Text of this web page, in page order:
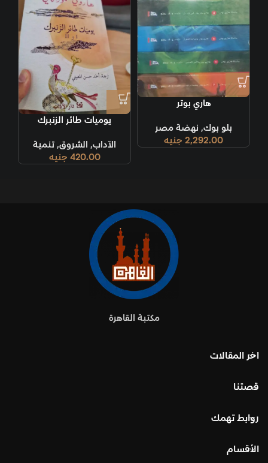
هاري بوتر
بلو بوك, نهضة مصر
2,292.00 جنيه
يوميات طائر الزنبرك
الآداب, الشروق, تنمية
420.00 جنيه
مكتبة القاهرة
اخر المقالات
قصتنا
روابط تهمك
الأقسام